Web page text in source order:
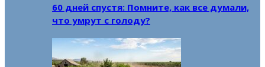
60 дней спустя: Помните, как все думали,
что умрут с голоду?